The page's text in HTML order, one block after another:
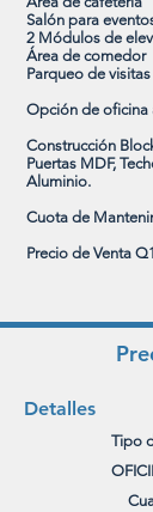
Salón para
2 Módulos de
Área de comedor
Parqueo de visitas
Opción de oficina
Construcción
Puertas MDF,
Aluminio.
Cuota de
Precio de Venta
Detalles
Tipo